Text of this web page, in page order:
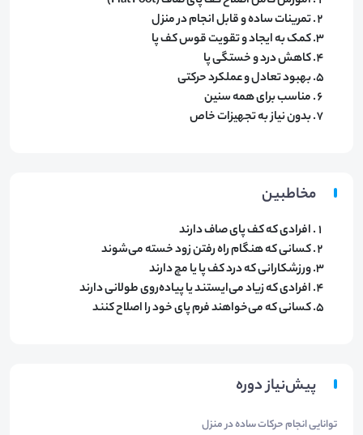
تمرینات ساده و قابل انجام در منزل
کمک به ایجاد و تقویت قوس کف پا
کاهش درد و خستگی پا
بهبود تعادل و عملکرد حرکتی
مناسب برای همه سنین
بدون نیاز به تجهیزات خاص
مخاطبین
افرادی که کف پای صاف دارند
کسانی که هنگام راه رفتن زود خسته می‌شوند
ورزشکارانی که درد کف پا یا مچ دارند
افرادی که زیاد می‌ایستند یا پیاده‌روی طولانی دارند
کسانی که می‌خواهند فرم پای خود را اصلاح کنند
پیش‌نیاز دوره
توانایی انجام حرکات ساده در منزل